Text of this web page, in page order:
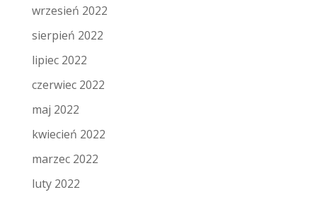
wrzesień 2022
sierpień 2022
lipiec 2022
czerwiec 2022
maj 2022
kwiecień 2022
marzec 2022
luty 2022